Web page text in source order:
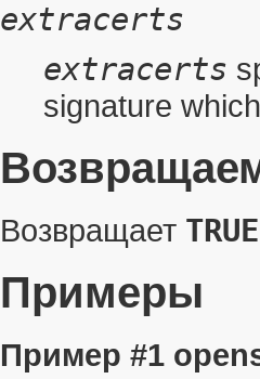
extracerts
extracerts
signature
Возвращает TRUE
Примеры
Пример #1